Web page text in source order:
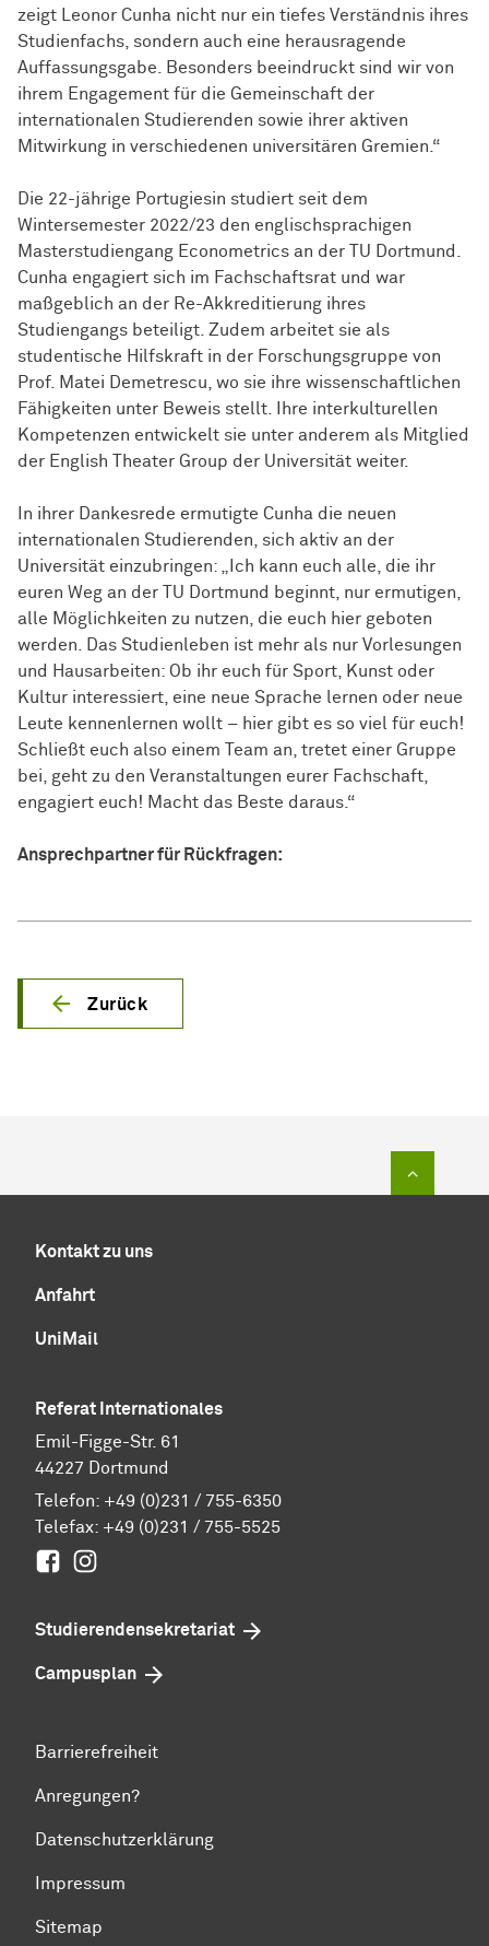
zeigt Leonor Cunha nicht nur ein tiefes Verständnis ihres
Studienfachs, sondern auch eine herausragende
Auffassungsgabe. Besonders beeindruckt sind wir von
ihrem Engagement für die Gemeinschaft der
internationalen Studierenden sowie ihrer aktiven
Mitwirkung in verschiedenen universitären Gremien.“
Die 22-jährige Portugiesin studiert seit dem
Wintersemester 2022/23 den englischsprachigen
Masterstudiengang Econometrics an der TU Dortmund.
Cunha engagiert sich im Fachschaftsrat und war
maßgeblich an der Re-Akkreditierung ihres
Studiengangs beteiligt. Zudem arbeitet sie als
studentische Hilfskraft in der Forschungsgruppe von
Prof. Matei Demetrescu, wo sie ihre wissenschaftlichen
Fähigkeiten unter Beweis stellt. Ihre interkulturellen
Kompetenzen entwickelt sie unter anderem als Mitglied
der English Theater Group der Universität weiter.
In ihrer Dankesrede ermutigte Cunha die neuen
internationalen Studierenden, sich aktiv an der
Universität einzubringen: „Ich kann euch alle, die ihr
euren Weg an der TU Dortmund beginnt, nur ermutigen,
alle Möglichkeiten zu nutzen, die euch hier geboten
werden. Das Studienleben ist mehr als nur Vorlesungen
und Hausarbeiten: Ob ihr euch für Sport, Kunst oder
Kultur interessiert, eine neue Sprache lernen oder neue
Leute kennenlernen wollt – hier gibt es so viel für euch!
Schließt euch also einem Team an, tretet einer Gruppe
bei, geht zu den Veranstaltungen eurer Fachschaft,
engagiert euch! Macht das Beste daraus.“
Ansprechpartner für Rückfragen:
Zurück
Kontakt zu uns
Anfahrt
UniMail
Referat Internationales
Emil-Figge-Str. 61
44227 Dortmund
Telefon: +49 (0)231 / 755-6350
Telefax: +49 (0)231 / 755-5525
Facebook
Studierenden­sekretariat
Campusplan
Barrierefreiheit
Anregungen?
Datenschutzerklärung
Impressum
Sitemap